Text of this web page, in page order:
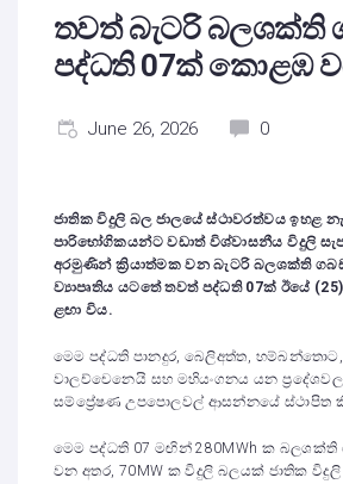
තවත් බැටරි බලශක්ති
පද්ධති 07ක් කොළඹ
June 26, 2026 0
ජාතික විදුලි බල ජාලයේ ස්ථාවරත්වය ඉහළ
පාරිභෝගිකයන්ට වඩාත් විශ්වාසනීය විදුලි
අරමුණින් ක්‍රියාත්මක වන බැටරි බලශක්ති
ව්‍යාපෘතිය යටතේ තවත් පද්ධති 07ක් ඊයේ
ළඟා විය.
මෙම පද්ධති පානදුර, බෙලිඅත්ත,
වාලච්චෙනෙයි සහ මහියංගනය යන
සම්ප්‍රේෂණ උපපොලවල් ආසන්නයේ ස්ථාපිත
මෙම පද්ධති 07 මඟින් 280MWh ක බලශක්ති
වන අතර, 70MW ක විදුලි බලයක් ජාතික විදුලි